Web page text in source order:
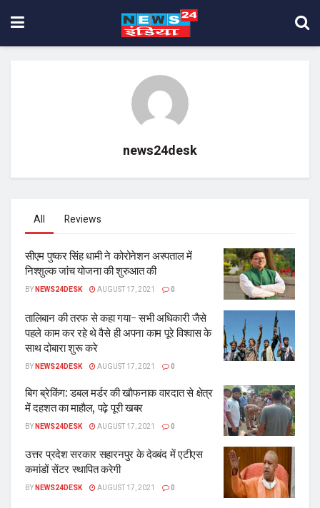
news24desk
All Reviews
सीएम पुष्कर सिंह धामी ने कोरोनेशन अस्पताल में
निश्शुल्क जांच योजना की शुरुआत की
BYNEWS24DESK AUGUST 17, 2021 0
तालिबान की तरफ से कहा गया- सभी अधिकारी जैसे
पहले काम कर रहे थे वैसे ही अपना काम पूरे विश्‍वास के
साथ दोबारा शुरू करे
BYNEWS24DESK AUGUST 17, 2021 0
बिग ब्रेकिंग: डबल मर्डर की खाैफनाक वारदात से क्षेत्र
में दहशत का माहाैल, पढ़े पूरी खबर
BYNEWS24DESK AUGUST 17, 2021 0
उत्तर प्रदेश सरकार सहारनपुर के देवबंद में एटीएस
कमांडों सेंटर स्थापित करेगी
BYNEWS24DESK AUGUST 17, 2021 0